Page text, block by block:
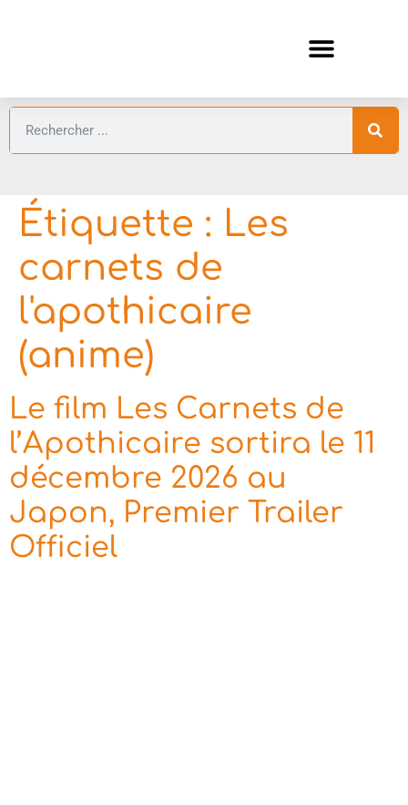
Étiquette : Les
carnets de
l'apothicaire
(anime)
Le film Les Carnets de
l’Apothicaire sortira le 11
décembre 2026 au
Japon, Premier Trailer
Officiel